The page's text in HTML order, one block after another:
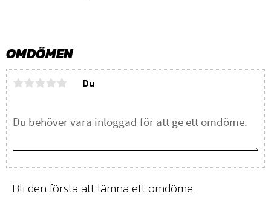
OMDÖMEN
Du
Bli den första att lämna ett omdöme.